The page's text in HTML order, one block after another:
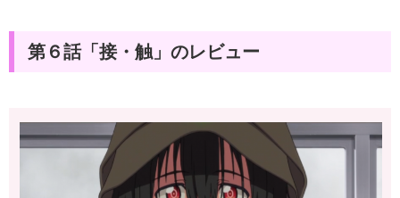
第６話「接・触」のレビュー